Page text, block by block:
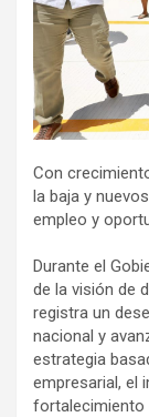
Con
la baja y
empleo y
Durante el
de la visión de
registra un
nacional y
estrategia
empresarial, el
fortalecimiento